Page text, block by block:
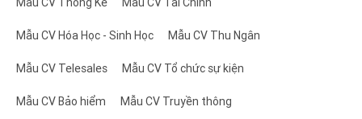
- Sở thích và sở trường: Mặc dù không quá quan
hiểu thêm về cá nhân của ứng viên, cũng như khả
Mẫu CV Hóa Học - Sinh Học Mẫu CV Thu Ngân
Mẫu CV Telesales Mẫu CV Tổ chức sự kiện
Mẫu CV Bảo hiểm Mẫu CV Truyền thông